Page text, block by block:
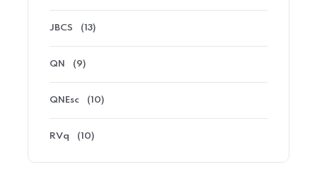
JBCS (13)
QN (9)
QNEsc (10)
RVq (10)